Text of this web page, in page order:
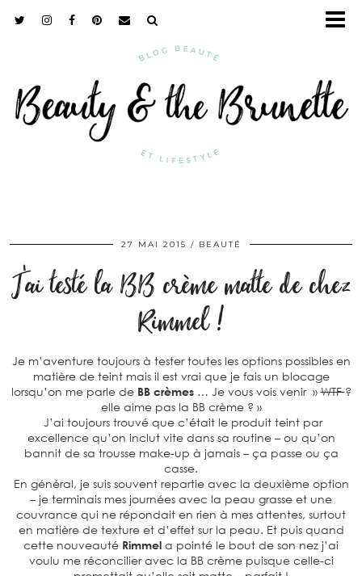
27 MAI 2015 BEAUTÉ
J’ai testé la BB crème matte de chez
Rimmel !
Je m’aventure toujours à tester toutes les options possibles en
matière de teint mais il est vrai que je fais un blocage
lorsqu’on me parle de BB crèmes… Je vous vois venir »WTF?
elle aime pas la BB crème ? »
J’ai toujours trouvé que c’était le produit teint par
excellence qu’on inclut vite dans sa routine – ou qu’on
bannit de sa trousse make-up à jamais – ça passe ou ça
casse.
En général, je suis souvent repartie avec la deuxième option
– je terminais mes journées avec la peau grasse et une
couvrance qui ne répondait en rien à mes attentes, surtout
en matière de texture et d’effet sur la peau. Et puis quand
cette nouveauté Rimmel a pointé le bout de son nez j’ai
voulu me réconcilier avec la BB crème puisque celle-ci